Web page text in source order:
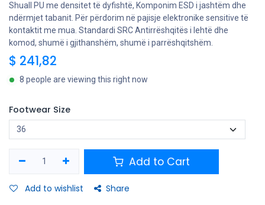
Shuall PU me densitet të dyfishtë, Komponim ESD i jashtëm dhe
ndërmjet tabanit. Për përdorim në pajisje elektronike sensitive të
kontaktit me mua. Standardi SRC Antirrëshqitës i lehtë dhe
komod, shumë i gjithanshëm, shumë i parrëshqitshëm.
$ 241,82
8 people are viewing this right now
Footwear Size
Add to Cart
Add to wishlist Share